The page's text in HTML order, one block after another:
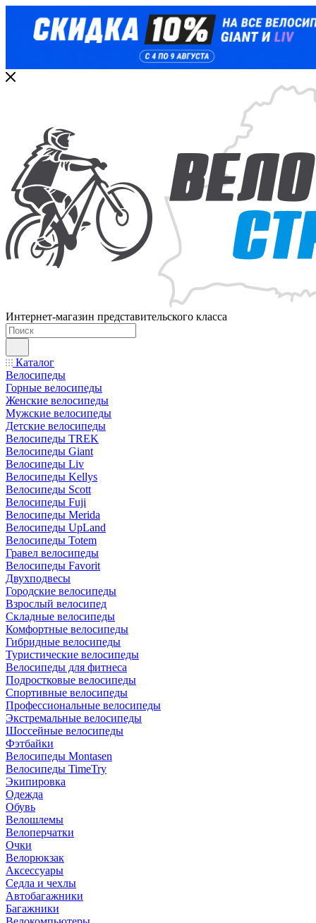
Интернет-магазин представительского класса
Каталог
Велосипеды
Горные велосипеды
Женские велосипеды
Мужские велосипеды
Детские велосипеды
Велосипеды TREK
Велосипеды Giant
Велосипеды Liv
Велосипеды Kellys
Велосипеды Scott
Велосипеды Fuji
Велосипеды Merida
Велосипеды UpLand
Велосипеды Totem
Гравел велосипеды
Велосипеды Favorit
Двухподвесы
Городские велосипеды
Взрослый велосипед
Складные велосипеды
Комфортные велосипеды
Гибридные велосипеды
Туристические велосипеды
Велосипеды для фитнеса
Подростковые велосипеды
Спортивные велосипеды
Профессиональные велосипеды
Экстремальные велосипеды
Шоссейные велосипеды
Фэтбайки
Велосипеды Montasen
Велосипеды TimeTry
Экипировка
Одежда
Обувь
Велошлемы
Велоперчатки
Очки
Велорюкзак
Аксессуары
Седла и чехлы
Автобагажники
Багажники